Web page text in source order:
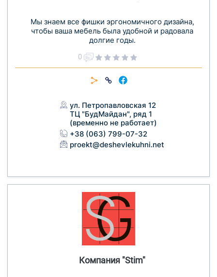
Мы знаем все фишки эргономичного дизайна,
чтобы ваша мебель была удобной и радовала
долгие годы.
0
ул. Петропавловская 12
ТЦ "БудМайдан", ряд 1
(временно не работает)
+38 (063) 799-07-32
proekt@deshevlekuhni.net
Компания "Stim"